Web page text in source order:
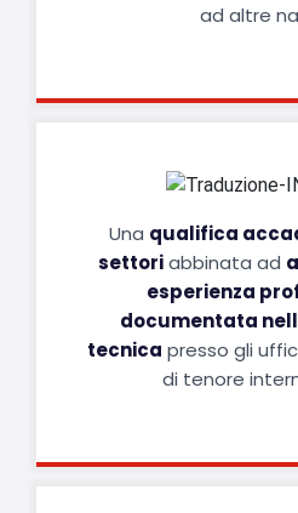
ad altre
Una qualifica
settoriabbinata ad
esperienza
documentata
tecnica presso gli
di tenore